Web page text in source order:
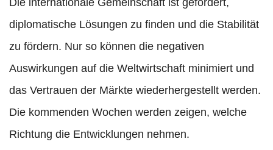
Die internationale Gemeinschaft ist gefordert,
diplomatische Lösungen zu finden und die Stabilität
zu fördern. Nur so können die negativen
Auswirkungen auf die Weltwirtschaft minimiert und
das Vertrauen der Märkte wiederhergestellt werden.
Die kommenden Wochen werden zeigen, welche
Richtung die Entwicklungen nehmen.